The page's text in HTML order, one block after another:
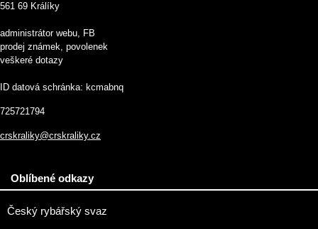
561 69 Králíky
administrátor webu, FB
prodej známek, povolenek
veškeré dotazy
ID datová schránka: kcmabnq
725721794
crskraliky@crskraliky.cz
Oblíbené odkazy
Český rybářský svaz